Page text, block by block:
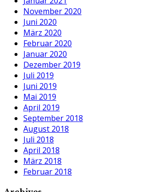
November 2020
Juni 2020
März 2020
Februar 2020
Januar 2020
Dezember 2019
Juli 2019
Juni 2019
Mai 2019
April 2019
September 2018
August 2018
Juli 2018
April 2018
März 2018
Februar 2018